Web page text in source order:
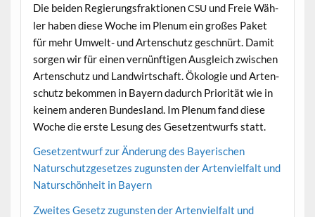
Die bei­den Regierungs­frak­tio­nenCSUund Freie Wäh­
ler haben diese Woche im Plenum ein großes Paket
für mehr Umwelt- und Arten­schutz geschnürt. Damit
sor­gen wir für einen vernün­fti­gen Aus­gle­ich zwis­chen
Arten­schutz und Land­wirtschaft. Ökolo­gie und Arten­
schutz bekom­men in Bay­ern dadurch Pri­or­ität wie in
keinem anderen Bun­des­land. Im Plenum fand diese
Woche die erste Lesung des Geset­zen­twurfs statt.
Geset­zen­twurf zur Änderung des Bay­erischen
Naturschutzge­set­zes zugun­sten der Arten­vielfalt und
Naturschön­heit in Bayern
Zweites Gesetz zugun­sten der Arten­vielfalt und